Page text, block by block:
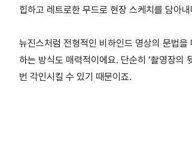
힙하고 레트로한 무드로 현장 스케치를 담아
뉴진스처럼 전형적인 비하인드 영상의 문법
하는 방식도 매력적이에요. 단순히 ‘촬영장의
번 각인시킬 수 있기 때문이죠.